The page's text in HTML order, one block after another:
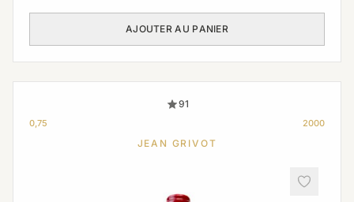
AJOUTER AU PANIER
91
0,75 2000
JEAN GRIVOT